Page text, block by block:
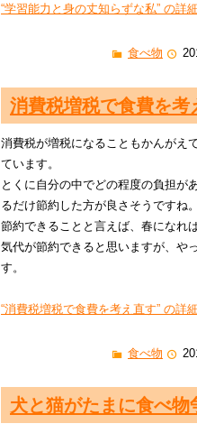
“学習能力と身の丈知らずな私” の詳
食べ物
消費税増税で食費を考
消費税が増税になることもかんがえ
ています。
とくに自分の中でどの程度の負担が
るだけ節約した方が良さそうですね
節約できることと言えば、春になれ
気代が節約できると思いますが、や
す。
“消費税増税で食費を考え直す” の詳
食べ物
犬と猫がたまに食べ物